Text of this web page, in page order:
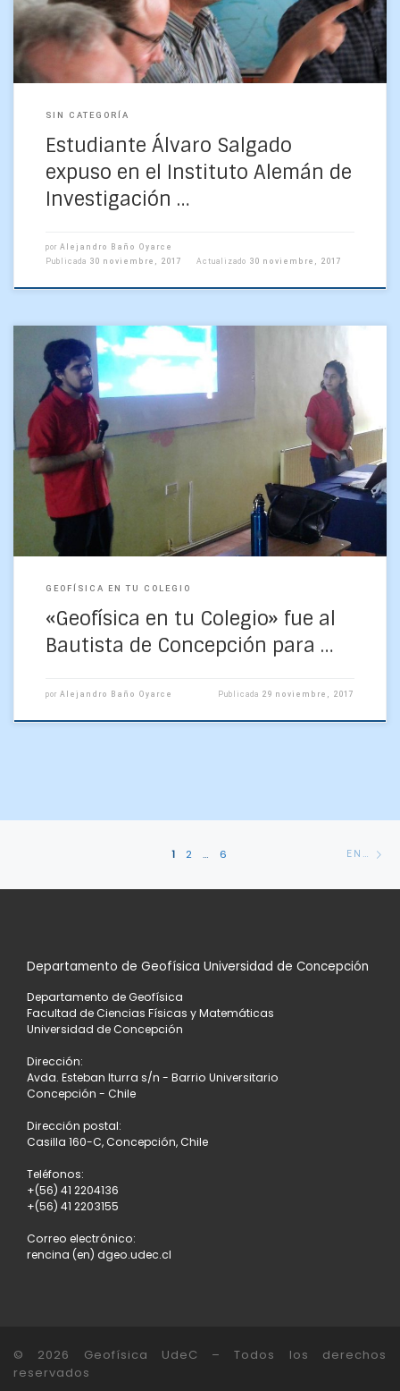
SIN CATEGORÍA
Estudiante Álvaro Salgado
expuso en el Instituto Alemán de
Investigación …
por Alejandro Baño Oyarce
Publicada 30 noviembre, 2017 Actualizado 30 noviembre, 2017
Ante unos 60 alumnos de primero a tercero medio
expusieron hoy cuatro monitores del programa Geofísica en
tu Colegio, un una salida a terreno más […]
GEOFÍSICA EN TU COLEGIO
«Geofísica en tu Colegio» fue al
Bautista de Concepción para …
por Alejandro Baño Oyarce Publicada 29 noviembre, 2017
entradas
1 2 … 6 ENTRADAS ANTERIORES
Departamento de Geofísica Universidad de Concepción
Departamento de Geofísica
Facultad de Ciencias Físicas y Matemáticas
Universidad de Concepción
Dirección:
Avda. Esteban Iturra s/n - Barrio Universitario
Concepción - Chile
Dirección postal:
Casilla 160-C, Concepción, Chile
Teléfonos:
+(56) 41 2204136
+(56) 41 2203155
Correo electrónico:
rencina (en) dgeo.udec.cl
© 2026 Geofísica UdeC – Todos los derechos
reservados